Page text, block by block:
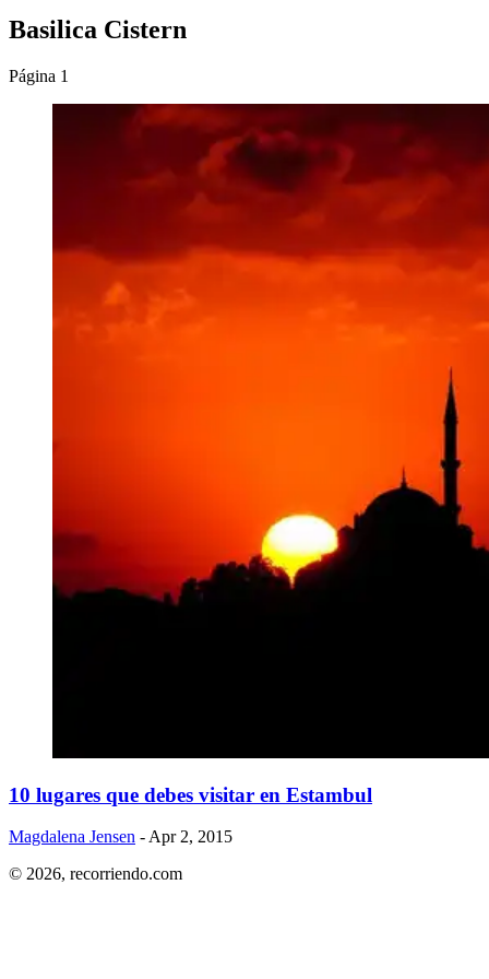
Basilica Cistern
Página 1
​10 lugares que debes visitar en Estambul
Magdalena Jensen - Apr 2, 2015
© 2026, recorriendo.com